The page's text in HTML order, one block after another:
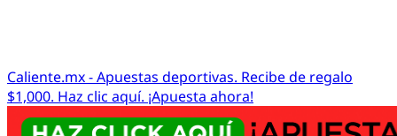
Caliente.mx - Apuestas deportivas. Recibe de regalo
$1,000. Haz clic aquí. ¡Apuesta ahora!